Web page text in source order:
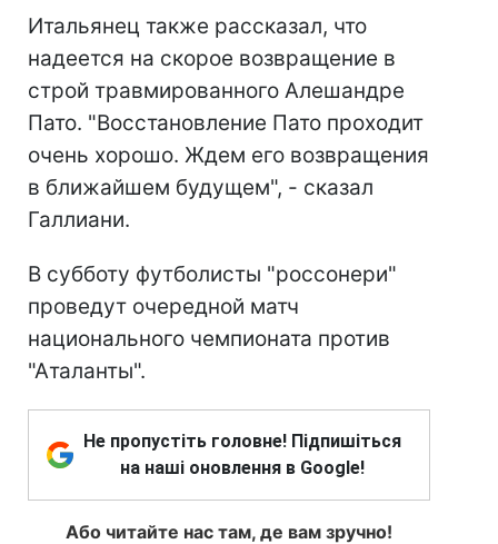
Итальянец также рассказал, что
надеется на скорое возвращение в
строй травмированного Алешандре
Пато. "Восстановление Пато проходит
очень хорошо. Ждем его возвращения
в ближайшем будущем", - сказал
Галлиани.
В субботу футболисты "россонери"
проведут очередной матч
национального чемпионата против
"Аталанты".
Не пропустіть головне! Підпишіться
на наші оновлення в Google!
Або читайте нас там, де вам зручно!